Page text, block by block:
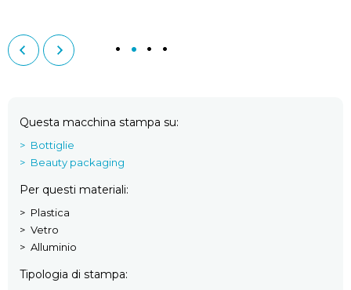
Questa macchina stampa su
Bottiglie
Beauty packaging
Per questi materiali
Plastica
Vetro
Alluminio
Tipologia di stampa